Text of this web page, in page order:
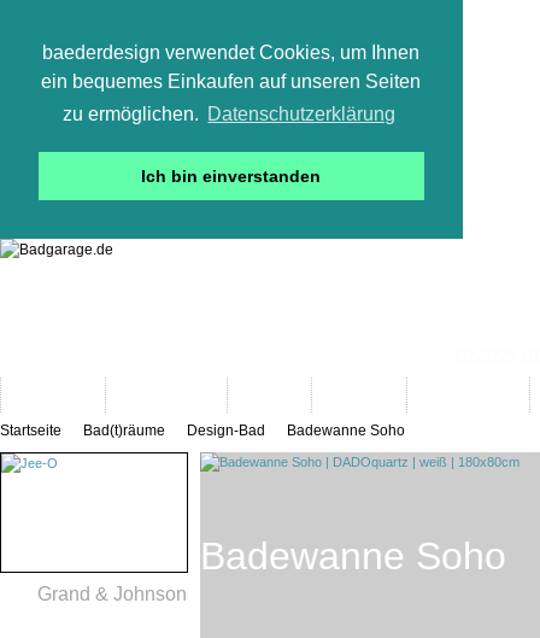
baederdesign verwendet Cookies, um Ihnen
ein bequemes Einkaufen auf unseren Seiten
zu ermöglichen. Datenschutzerklärung
Ich bin einverstanden
Startseite Bad(t)räume Design-Bad Badewanne Soho
Grand & Johnson
Badewanne Soho